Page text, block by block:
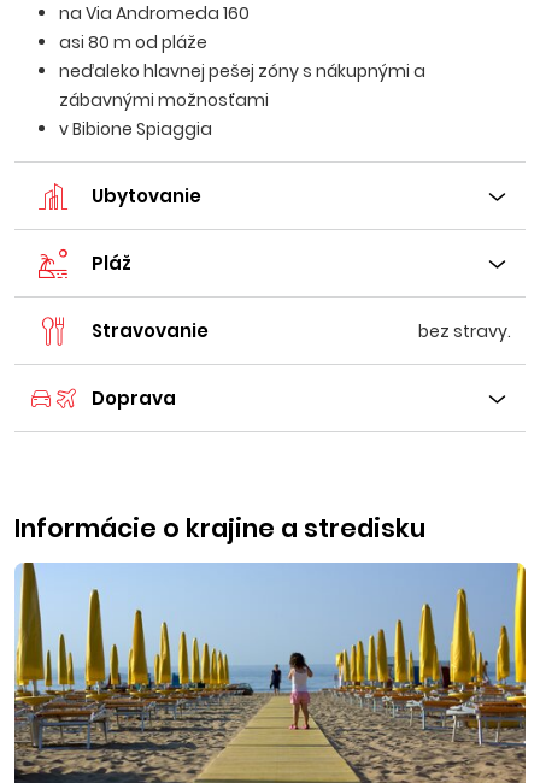
na Via Andromeda 160
asi 80 m od pláže
neďaleko hlavnej pešej zóny s nákupnými a
zábavnými možnosťami
v Bibione Spiaggia
Ubytovanie
Pláž
Stravovanie bez stravy.
Doprava
Informácie o krajine a stredisku